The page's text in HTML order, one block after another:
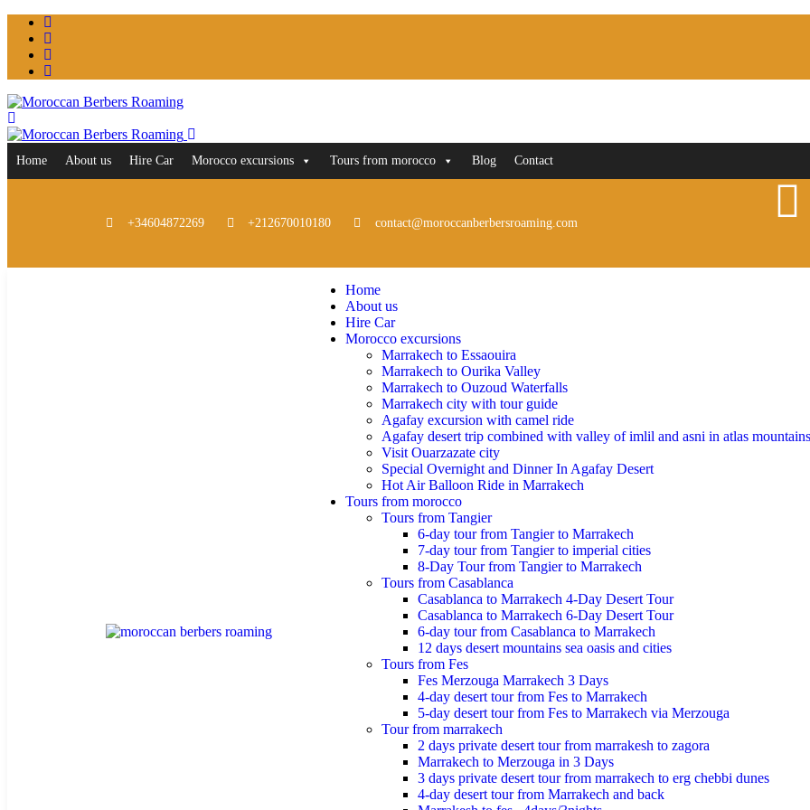
Home About us Hire Car Morocco excursions Tours from morocco Blog Contact
+34604872269 +212670010180 contact@moroccanberbersroaming.com
Home
About us
Hire Car
Morocco excursions
Marrakech to Essaouira
Marrakech to Ourika Valley
Marrakech to Ouzoud Waterfalls
Marrakech city with tour guide
Agafay excursion with camel ride
Agafay desert trip combined with valley of imlil and asni in atlas mountains
Visit Ouarzazate city
Special Overnight and Dinner In Agafay Desert
Hot Air Balloon Ride in Marrakech
Tours from morocco
Tours from Tangier
6-day tour from Tangier to Marrakech
7-day tour from Tangier to imperial cities
8-Day Tour from Tangier to Marrakech
Tours from Casablanca
Casablanca to Marrakech 4-Day Desert Tour
Casablanca to Marrakech 6-Day Desert Tour
6-day tour from Casablanca to Marrakech
12 days desert mountains sea oasis and cities
Tours from Fes
Fes Merzouga Marrakech 3 Days
4-day desert tour from Fes to Marrakech
5-day desert tour from Fes to Marrakech via Merzouga
Tour from marrakech
2 days private desert tour from marrakesh to zagora
Marrakech to Merzouga in 3 Days
3 days private desert tour from marrakech to erg chebbi dunes
4-day desert tour from Marrakech and back